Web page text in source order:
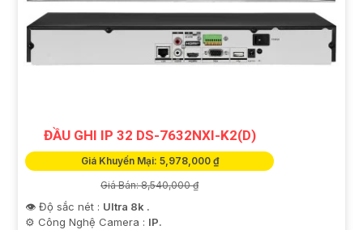
ĐẦU GHI IP 32 DS-7632NXI-K2(D)
Giá Khuyến Mại: 5,978,000 ₫
Giá Bán: 8,540,000 ₫
👁 Độ sắc nét : Ultra 8k .
⚙ Công Nghệ Camera : IP.